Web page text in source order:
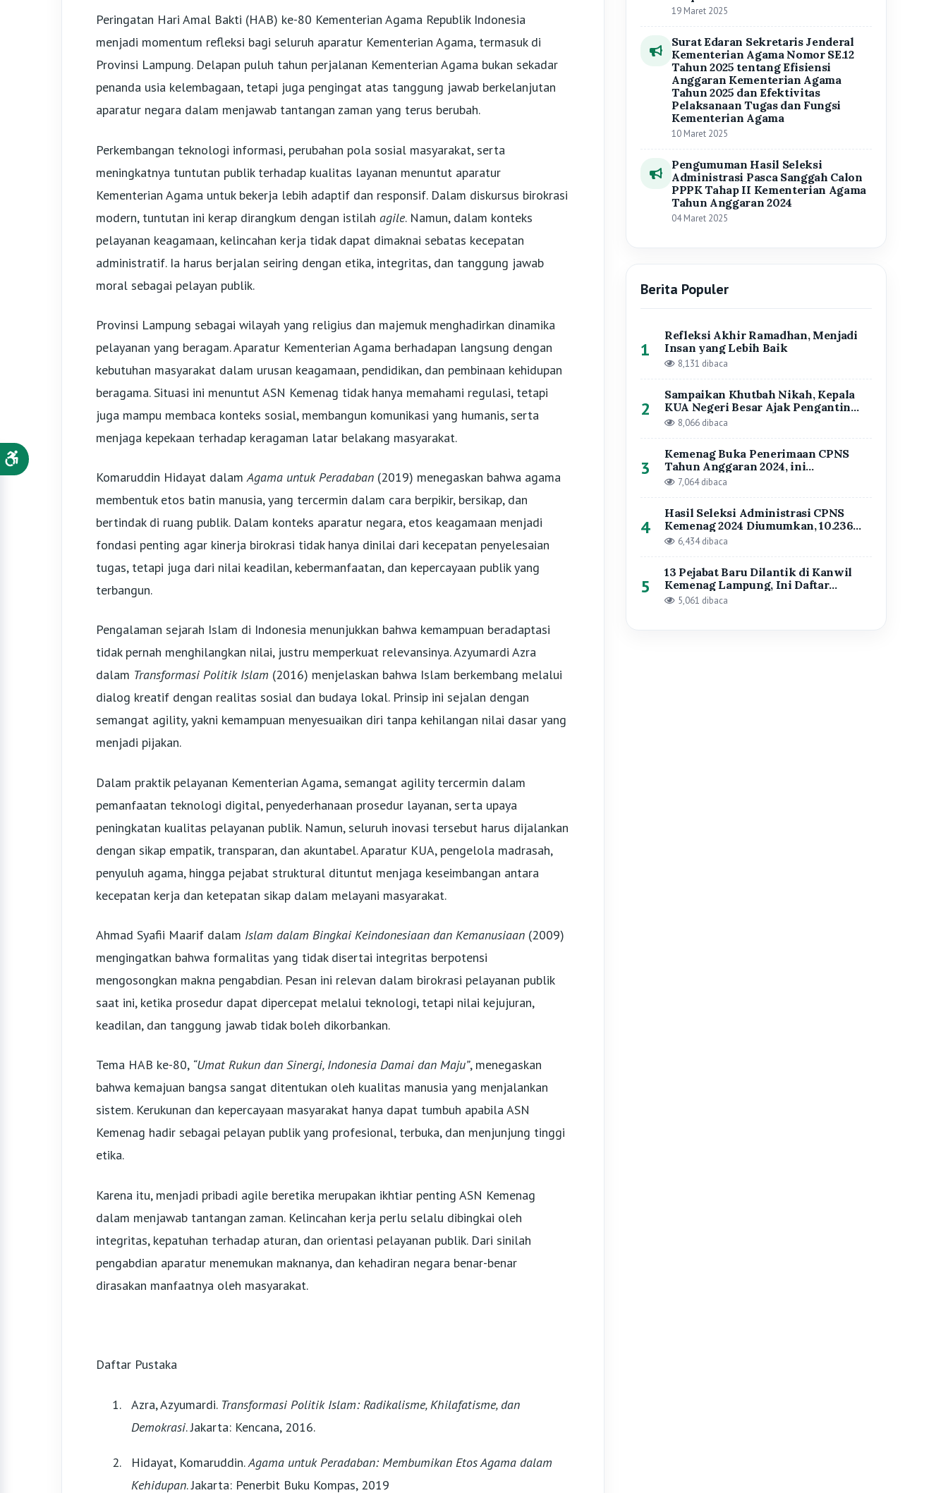
Peringatan Hari Amal Bakti (HAB) ke-80 Kementerian Agama Republik Indonesia
menjadi momentum refleksi bagi seluruh aparatur Kementerian Agama, termasuk di
Provinsi Lampung. Delapan puluh tahun perjalanan Kementerian Agama bukan sekadar
penanda usia kelembagaan, tetapi juga pengingat atas tanggung jawab berkelanjutan
aparatur negara dalam menjawab tantangan zaman yang terus berubah.
Perkembangan teknologi informasi, perubahan pola sosial masyarakat, serta
meningkatnya tuntutan publik terhadap kualitas layanan menuntut aparatur
Kementerian Agama untuk bekerja lebih adaptif dan responsif. Dalam diskursus birokrasi
modern, tuntutan ini kerap dirangkum dengan istilah agile. Namun, dalam konteks
pelayanan keagamaan, kelincahan kerja tidak dapat dimaknai sebatas kecepatan
administratif. Ia harus berjalan seiring dengan etika, integritas, dan tanggung jawab
moral sebagai pelayan publik.
Provinsi Lampung sebagai wilayah yang religius dan majemuk menghadirkan dinamika
pelayanan yang beragam. Aparatur Kementerian Agama berhadapan langsung dengan
kebutuhan masyarakat dalam urusan keagamaan, pendidikan, dan pembinaan kehidupan
beragama. Situasi ini menuntut ASN Kemenag tidak hanya memahami regulasi, tetapi
juga mampu membaca konteks sosial, membangun komunikasi yang humanis, serta
menjaga kepekaan terhadap keragaman latar belakang masyarakat.
Komaruddin Hidayat dalamAgama untuk Peradaban (2019) menegaskan bahwa agama
membentuk etos batin manusia, yang tercermin dalam cara berpikir, bersikap, dan
bertindak di ruang publik. Dalam konteks aparatur negara, etos keagamaan menjadi
fondasi penting agar kinerja birokrasi tidak hanya dinilai dari kecepatan penyelesaian
tugas, tetapi juga dari nilai keadilan, kebermanfaatan, dan kepercayaan publik yang
terbangun.
Pengalaman sejarah Islam di Indonesia menunjukkan bahwa kemampuan beradaptasi
tidak pernah menghilangkan nilai, justru memperkuat relevansinya. Azyumardi Azra
dalam Transformasi Politik Islam (2016) menjelaskan bahwa Islam berkembang melalui
dialog kreatif dengan realitas sosial dan budaya lokal. Prinsip ini sejalan dengan
semangat agility, yakni kemampuan menyesuaikan diri tanpa kehilangan nilai dasar yang
menjadi pijakan.
Dalam praktik pelayanan Kementerian Agama, semangat agility tercermin dalam
pemanfaatan teknologi digital, penyederhanaan prosedur layanan, serta upaya
peningkatan kualitas pelayanan publik. Namun, seluruh inovasi tersebut harus dijalankan
dengan sikap empatik, transparan, dan akuntabel. Aparatur KUA, pengelola madrasah,
penyuluh agama, hingga pejabat struktural dituntut menjaga keseimbangan antara
kecepatan kerja dan ketepatan sikap dalam melayani masyarakat.
Ahmad Syafii Maarif dalam Islam dalam Bingkai Keindonesiaan dan Kemanusiaan (2009)
mengingatkan bahwa formalitas yang tidak disertai integritas berpotensi
mengosongkan makna pengabdian. Pesan ini relevan dalam birokrasi pelayanan publik
saat ini, ketika prosedur dapat dipercepat melalui teknologi, tetapi nilai kejujuran,
keadilan, dan tanggung jawab tidak boleh dikorbankan.
Tema HAB ke-80, “Umat Rukun dan Sinergi, Indonesia Damai dan Maju”, menegaskan
bahwa kemajuan bangsa sangat ditentukan oleh kualitas manusia yang menjalankan
sistem. Kerukunan dan kepercayaan masyarakat hanya dapat tumbuh apabila ASN
Kemenag hadir sebagai pelayan publik yang profesional, terbuka, dan menjunjung tinggi
etika.
Karena itu, menjadi pribadi agile beretika merupakan ikhtiar penting ASN Kemenag
dalam menjawab tantangan zaman. Kelincahan kerja perlu selalu dibingkai oleh
integritas, kepatuhan terhadap aturan, dan orientasi pelayanan publik. Dari sinilah
pengabdian aparatur menemukan maknanya, dan kehadiran negara benar-benar
dirasakan manfaatnya oleh masyarakat.
Daftar Pustaka
Azra, Azyumardi. Transformasi Politik Islam: Radikalisme, Khilafatisme, dan
Demokrasi. Jakarta: Kencana, 2016.
Hidayat, Komaruddin.Agama untuk Peradaban: Membumikan Etos Agama dalam
Kehidupan. Jakarta: Penerbit Buku Kompas, 2019
Berita Populer
Refleksi Akhir Ramadhan, Menjadi
Insan yang Lebih Baik
8,131 dibaca
2
KUA Negeri Besar Ajak Pengantin
Bangun Keluarga Berlandaskan
Takwa
8,066 dibaca
Kemenag Buka Penerimaan CPNS
4
Kemenag 2024 Diumumkan, 10.236
Pelamar Formasi Kanwil Kemenag
5
13 Pejabat Baru Dilantik di Kanwil
Kemenag Lampung, Ini Daftar
Namanya
5,061 dibaca